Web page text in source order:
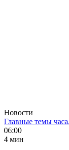
Новости
Главные темы
06:00
4 мин